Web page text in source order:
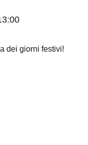
dei giorni festivi!